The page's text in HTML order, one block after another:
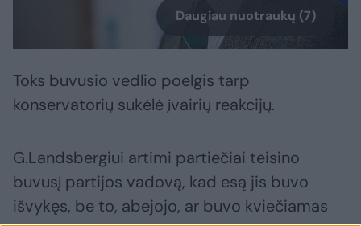
Daugiau nuotraukų (7)
Toks buvusio vedlio poelgis tarp
konservatorių sukėlė įvairių reakcijų.
G.Landsbergiui artimi partiečiai teisino
buvusį partijos vadovą, kad esą jis buvo
išvykęs, be to, abejojo, ar buvo kviečiamas